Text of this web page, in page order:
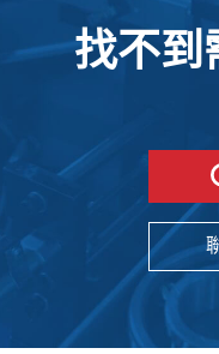
找不到